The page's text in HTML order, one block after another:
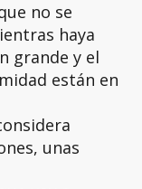
no se
haya
grande y el
están en
unas